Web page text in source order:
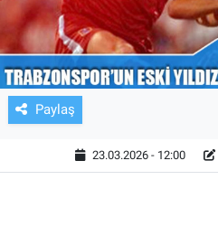
Paylaş
23.03.2026 - 12:00
GENEL
KÜLTÜR SANAT
ASAYİŞ
EKONOMİ